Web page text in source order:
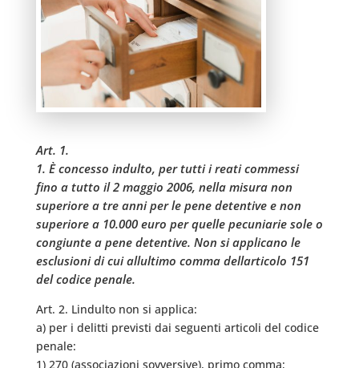
Art. 1.
1. È concesso indulto, per tutti i reati commessi
fino a tutto il 2 maggio 2006, nella misura non
superiore a tre anni per le pene detentive e non
superiore a 10.000 euro per quelle pecuniarie sole o
congiunte a pene detentive. Non si applicano le
esclusioni di cui allultimo comma dellarticolo 151
del codice penale.
Art. 2. Lindulto non si applica:
a) per i delitti previsti dai seguenti articoli del codice
penale:
1) 270 (associazioni sovversive), primo comma;